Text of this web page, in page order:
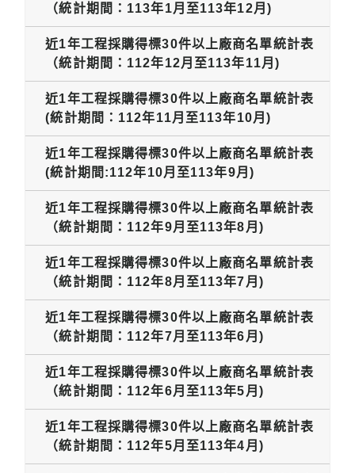
（統計期間：113年1月至113年12月)
近1年工程採購得標30件以上廠商名單統計表
（統計期間：112年12月至113年11月)
近1年工程採購得標30件以上廠商名單統計表
(統計期間：112年11月至113年10月)
近1年工程採購得標30件以上廠商名單統計表
(統計期間:112年10月至113年9月)
近1年工程採購得標30件以上廠商名單統計表
（統計期間：112年9月至113年8月)
近1年工程採購得標30件以上廠商名單統計表
（統計期間：112年8月至113年7月)
近1年工程採購得標30件以上廠商名單統計表
（統計期間：112年7月至113年6月)
近1年工程採購得標30件以上廠商名單統計表
（統計期間：112年6月至113年5月)
近1年工程採購得標30件以上廠商名單統計表
（統計期間：112年5月至113年4月)